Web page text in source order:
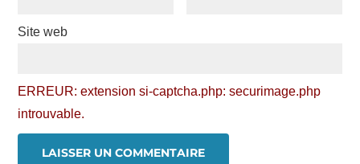
Site web
ERREUR: extension si-captcha.php: securimage.php
introuvable.